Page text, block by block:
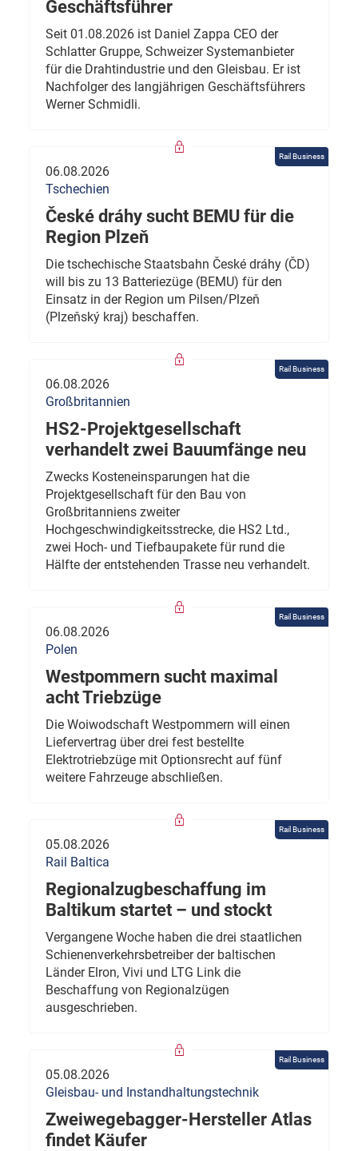
Geschäftsführer
Seit 01.08.2026 ist Daniel Zappa CEO der
Schlatter Gruppe, Schweizer Systemanbieter
für die Drahtindustrie und den Gleisbau. Er ist
Nachfolger des langjährigen Geschäftsführers
Werner Schmidli.
Rail Business
06.08.2026
Tschechien
České dráhy sucht BEMU für die
Region Plzeň
Die tschechische Staatsbahn České dráhy (ČD)
will bis zu 13 Batteriezüge (BEMU) für den
Einsatz in der Region um Pilsen/Plzeň
(Plzeňský kraj) beschaffen.
Rail Business
06.08.2026
Großbritannien
HS2-Projektgesellschaft
verhandelt zwei Bauumfänge neu
Zwecks Kosteneinsparungen hat die
Projektgesellschaft für den Bau von
Großbritanniens zweiter
Hochgeschwindigkeitsstrecke, die HS2 Ltd.,
zwei Hoch- und Tiefbaupakete für rund die
Hälfte der entstehenden Trasse neu verhandelt.
Rail Business
06.08.2026
Polen
Westpommern sucht maximal
acht Triebzüge
Die Woiwodschaft Westpommern will einen
Liefervertrag über drei fest bestellte
Elektrotriebzüge mit Optionsrecht auf fünf
weitere Fahrzeuge abschließen.
Rail Business
05.08.2026
Rail Baltica
Regionalzugbeschaffung im
Baltikum startet – und stockt
Vergangene Woche haben die drei staatlichen
Schienenverkehrsbetreiber der baltischen
Länder Elron, Vivi und LTG Link die
Beschaffung von Regionalzügen
ausgeschrieben.
Rail Business
05.08.2026
Gleisbau- und Instandhaltungstechnik
Zweiwegebagger-Hersteller Atlas
findet Käufer